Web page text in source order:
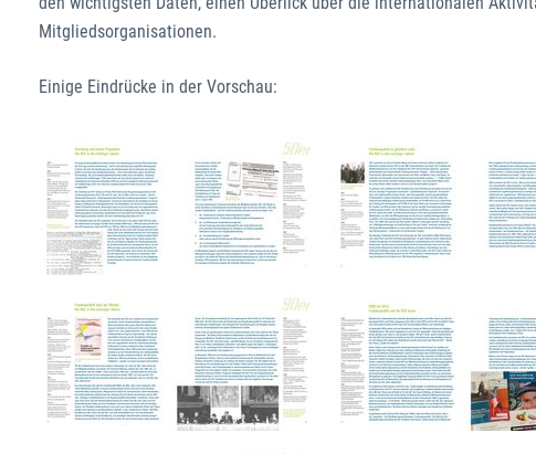
Mitgliedsorganisationen.
Einige Eindrücke in der Vorschau: